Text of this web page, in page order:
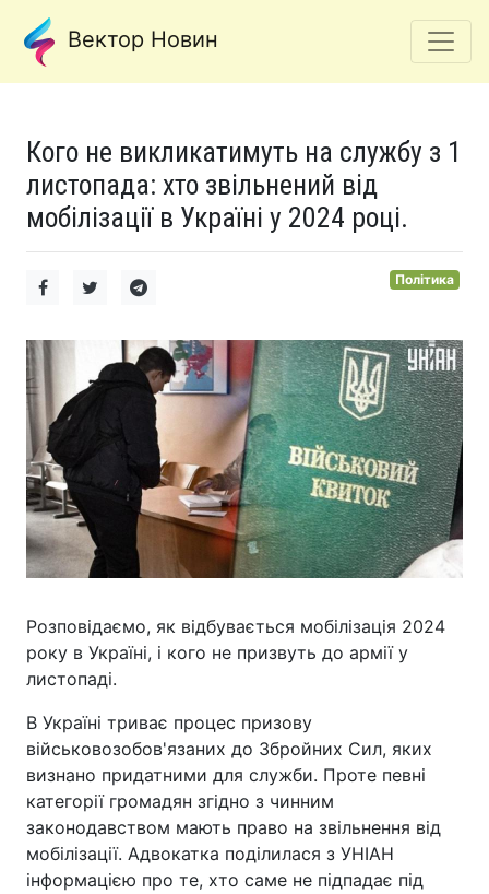
Вектор Новин
Кого не викликатимуть на службу з 1
листопада: хто звільнений від
мобілізації в Україні у 2024 році.
Політика
Розповідаємо, як відбувається мобілізація 2024
року в Україні, і кого не призвуть до армії у
листопаді.
В Україні триває процес призову
військовозобов'язаних до Збройних Сил, яких
визнано придатними для служби. Проте певні
категорії громадян згідно з чинним
законодавством мають право на звільнення від
мобілізації. Адвокатка поділилася з УНІАН
інформацією про те, хто саме не підпадає під